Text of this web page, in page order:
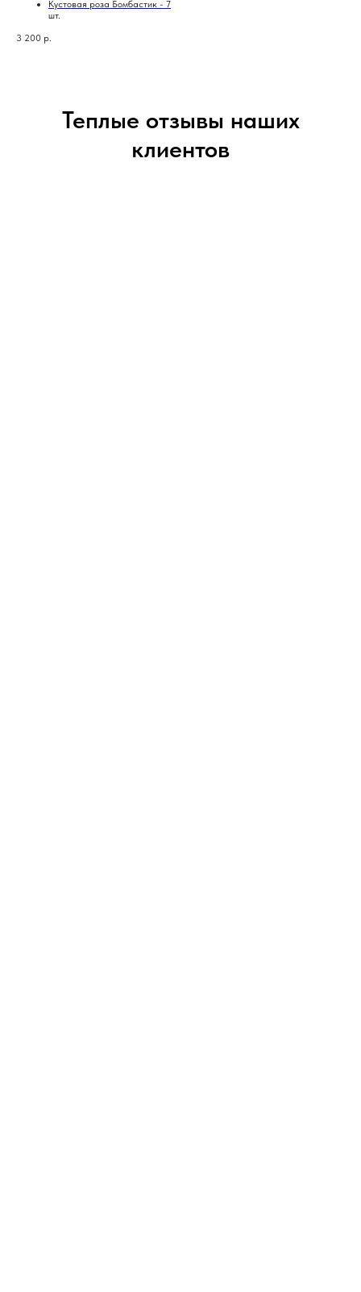
Кустовая роза Бомбастик - 7
шт.
3 200 р.
Теплые отзывы наших
клиентов